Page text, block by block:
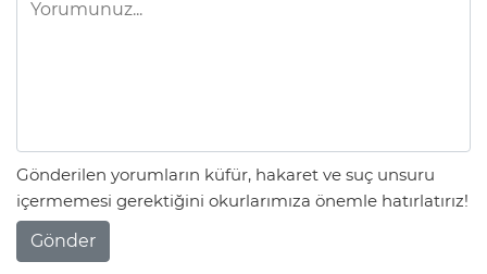
Gönderilen yorumların küfür, hakaret ve suç unsuru
içermemesi gerektiğini okurlarımıza önemle hatırlatırız!
Gönder